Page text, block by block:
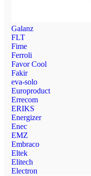
Galanz
FLT
Fime
Ferroli
Favor Cool
Fakir
eva-solo
Europroduct
Errecom
ERIKS
Energizer
Enec
EMZ
Embraco
Eltek
Elitech
Electron